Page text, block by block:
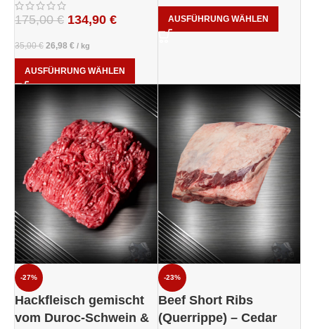
175,00€ 134,90 €
35,00€ 26,98 € / kg
AUSFÜHRUNG WÄHLEN
AUSFÜHRUNG WÄHLEN
-27%
Hackfleisch gemischt
vom Duroc-Schwein &
-23%
Beef Short Ribs
(Querrippe) – Cedar